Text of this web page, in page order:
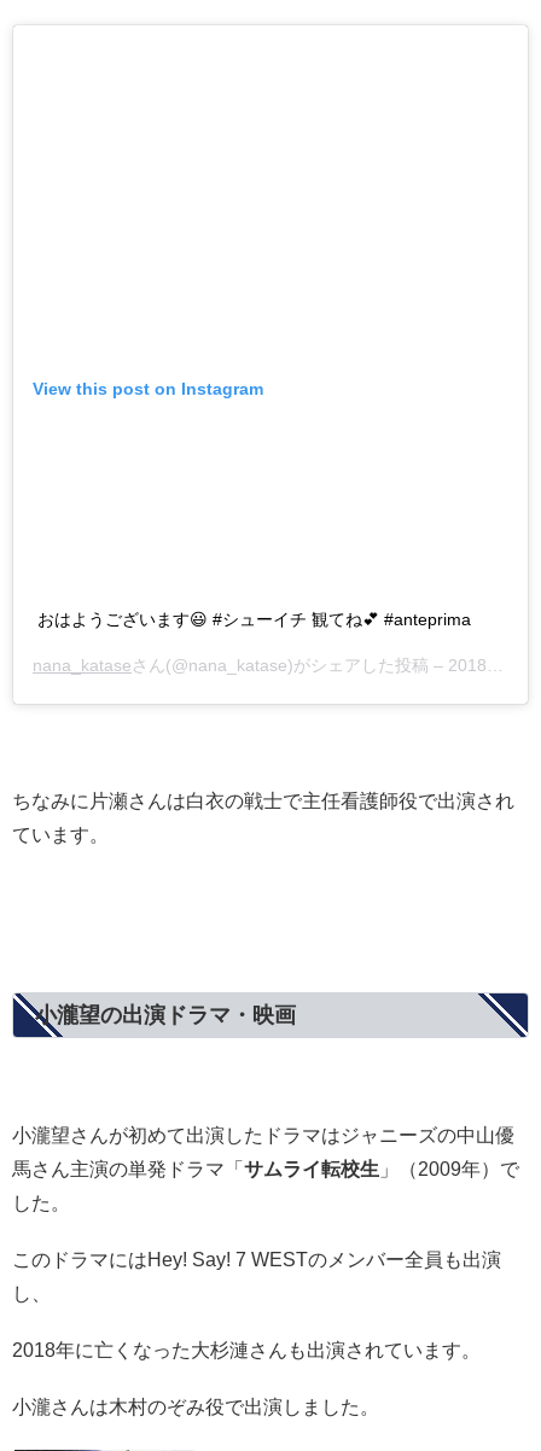
View this post on Instagram
おはようございます😃 #シューイチ 観てね💕 #anteprima
nana_kataseさん(@nana_katase)がシェアした投稿 – 2018年10月月13日午後3時29分PDT
ちなみに片瀬さんは白衣の戦士で主任看護師役で出演され
ています。
小瀧望の出演ドラマ・映画
小瀧望さんが初めて出演したドラマはジャニーズの中山優
馬さん主演の単発ドラマ「 サムライ転校生 」（2009年）で
した。
このドラマにはHey! Say! 7 WESTのメンバー全員も出演
し、
2018年に亡くなった大杉漣さんも出演されています。
小瀧さんは木村のぞみ役で出演しました。